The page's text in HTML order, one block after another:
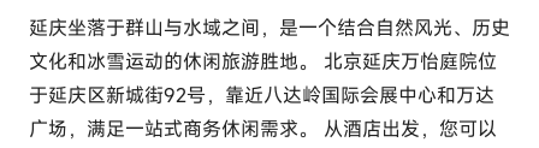
延庆坐落于群山与水域之间，是一个结合自然风光、历史
文化和冰雪运动的休闲旅游胜地。 北京延庆万怡庭院位
于延庆区新城街92号，靠近八达岭国际会展中心和万达
广场，满足一站式商务休闲需求。 从酒店出发，您可以